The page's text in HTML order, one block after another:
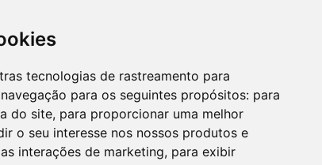
tecnologias de rastreamento para
para os seguintes propósitos: para
do site, para proporcionar uma melhor
o seu interesse nos nossos produtos e
interações de marketing, para exibir